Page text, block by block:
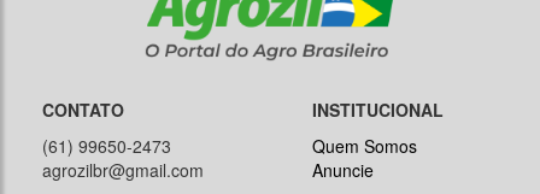
CONTATO
(61) 99650-2473
agrozilbr@gmail.com
INSTITUCIONAL
Quem Somos
Anuncie